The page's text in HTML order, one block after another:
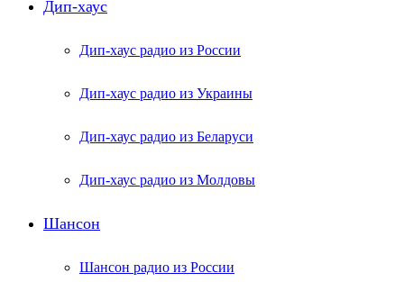
Дип-хаус
Дип-хаус радио из России
Дип-хаус радио из Украины
Дип-хаус радио из Беларуси
Дип-хаус радио из Молдовы
Шансон
Шансон радио из России